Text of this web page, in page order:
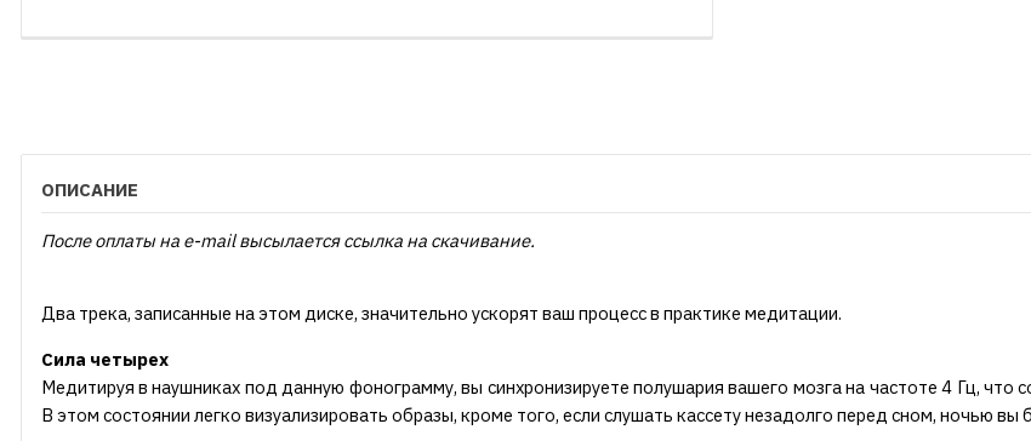
ОПИСАНИЕ
После оплаты на e-mail высылается ссылка на скачивание.
Два трека, записанные на этом диске, значительно ускорят ваш процесс в практике медитации.
Сила четырех
Медитируя в наушниках под данную фонограмму, вы синхронизируете полушария вашего мозга на частоте 4 Гц, что
В этом состоянии легко визуализировать образы, кроме того, если слушать кассету незадолго перед сном, ночью